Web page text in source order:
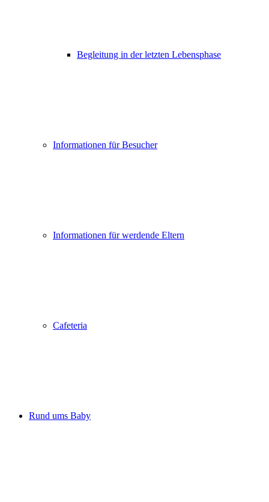
Begleitung in der letzten Lebensphase
Informationen für Besucher
Informationen für werdende Eltern
Cafeteria
Rund ums Baby